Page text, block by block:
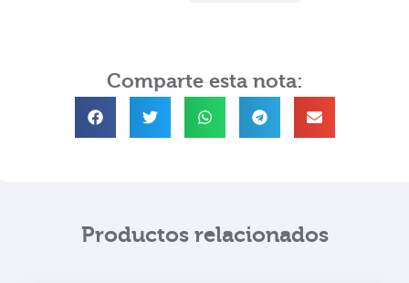
Comparte esta nota:
Productos relacionados